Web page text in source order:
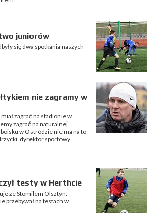
juniorów
się dwa spotkania naszych
nie zagramy w
zagrać na stadionie w
zagrać na naturalnej
w Ostródzie nie ma na to
dyrektor sportowy
testy w Herthcie
ze Stomilem Olsztyn.
przebywał na testach w